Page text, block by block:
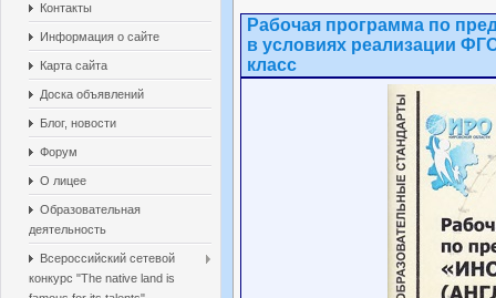
Контакты
Информация о сайте
Карта сайта
Доска объявлений
Блог, новости
Форум
О лицее
Образовательная
деятельность
Всероссийский сетевой
конкурс "The native land is
Рабочая программа по
в условиях реализации
класс